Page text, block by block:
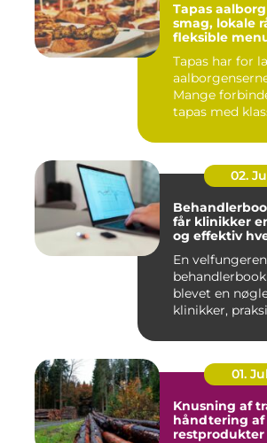
Tapas aalborg nordisk
smag, lokale
fleksible
Tapas har for
Mange
tapas med
02.
får klinikker
og effektiv
En
blevet en
klinikker,
01. Jul
Knusning af
håndtering
restprodukter